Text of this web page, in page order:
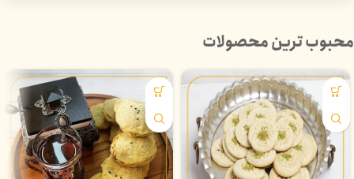
محبوب ترین محصولات